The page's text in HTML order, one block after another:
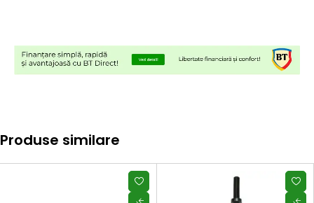
Produse similare